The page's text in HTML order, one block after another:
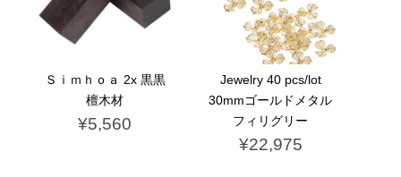
Ｓｉｍｈｏａ 2x 黒黒
檀木材
¥5,560
Jewelry 40 pcs/lot
30mmゴールドメタル
フィリグリー
¥22,975